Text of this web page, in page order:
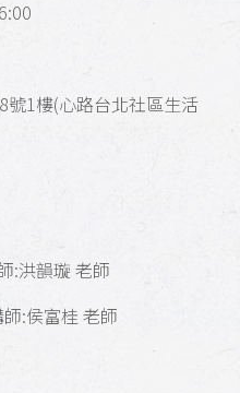
號1樓(心路台北社區生活
:洪韻璇 老師
:侯富桂 老師